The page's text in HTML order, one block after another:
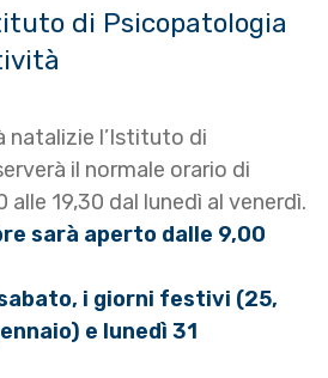
di Psicopatologia
l’Istituto di
il normale orario di
alle 19,30 dal lunedì al venerdì.
sarà aperto dalle 9,00
i giorni festivi (25,
e lunedì 31